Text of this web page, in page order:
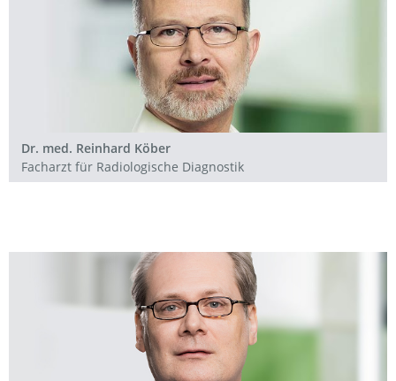
Dr. med. Reinhard Köber
Facharzt für Radiologische Diagnostik